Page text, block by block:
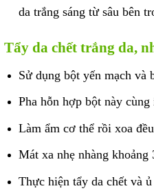
da trắng sáng từ sâu bên
Tẩy da chết trắng da,
Sử dụng bột yến mạch
Pha hỗn hợp bột này
Làm ẩm cơ thể rồi xoa
Mát xa nhẹ nhàng
Thực hiện tẩy da chết và